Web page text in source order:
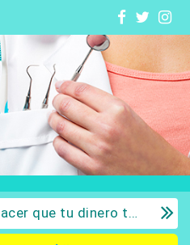
trabaje para ti: Del ahorro a la inversión con sentido común.